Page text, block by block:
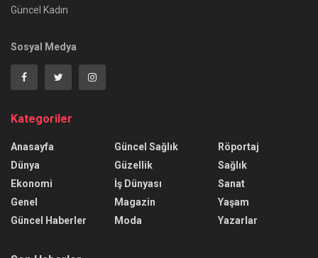
Güncel Kadın
Sosyal Medya
Kategoriler
Anasayfa
Dünya
Ekonomi
Genel
Güncel Haberler
Güncel Sağlık
Güzellik
İş Dünyası
Magazin
Moda
Röportaj
Sağlık
Sanat
Yaşam
Yazarlar